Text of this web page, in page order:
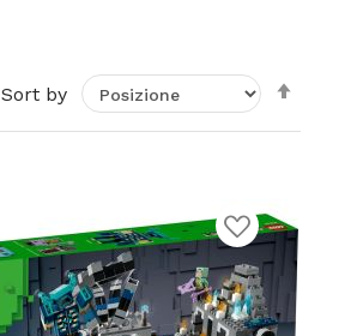
Sort by
Aggiungi
alla